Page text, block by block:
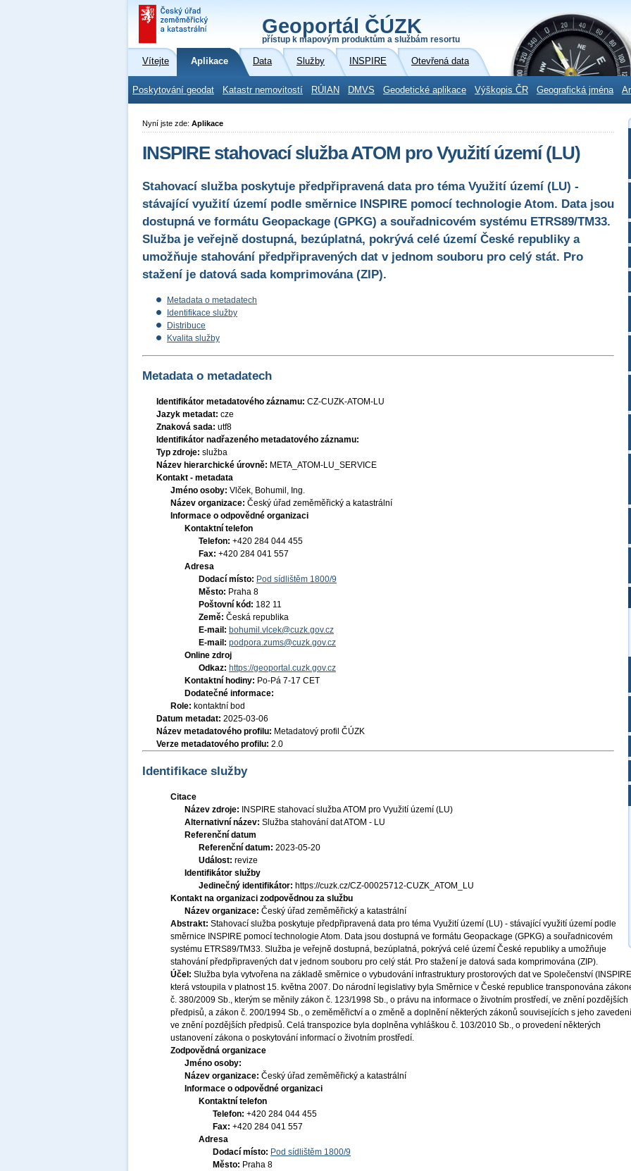
Geoportál ČÚZK
přístup k mapovým produktům a službám resortu
Vítejte Aplikace Data Služby INSPIRE Otevřená data
Poskytování geodat Katastr nemovitostí RÚIAN DMVS Geodetické aplikace Výškopis ČR Geografická jména
Nyní jste zde: Aplikace
INSPIRE stahovací služba ATOM pro Využití území (LU)
Stahovací služba poskytuje předpřipravená data pro téma Využití území (LU) -
stávající využití území podle směrnice INSPIRE pomocí technologie Atom. Data jsou
dostupná ve formátu Geopackage (GPKG) a souřadnicovém systému ETRS89/TM33.
Služba je veřejně dostupná, bezúplatná, pokrývá celé území České republiky a
umožňuje stahování předpřipravených dat v jednom souboru pro celý stát. Pro
stažení je datová sada komprimována (ZIP).
Metadata o metadatech
Identifikace služby
Distribuce
Kvalita služby
Metadata o metadatech
Identifikátor metadatového záznamu: CZ-CUZK-ATOM-LU
Jazyk metadat: cze
Znaková sada: utf8
Identifikátor nadřazeného metadatového záznamu:
Typ zdroje: služba
Název hierarchické úrovně: META_ATOM-LU_SERVICE
Kontakt - metadata
Jméno osoby: Vlček, Bohumil, Ing.
Název organizace: Český úřad zeměměřický a katastrální
Informace o odpovědné organizaci
Kontaktní telefon
Telefon: +420 284 044 455
Fax: +420 284 041 557
Adresa
Dodací místo: Pod sídlištěm 1800/9
Město: Praha 8
Poštovní kód: 182 11
Země: Česká republika
E-mail: bohumil.vlcek@cuzk.gov.cz
E-mail: podpora.zums@cuzk.gov.cz
Online zdroj
Odkaz: https://geoportal.cuzk.gov.cz
Kontaktní hodiny: Po-Pá 7-17 CET
Dodatečné informace:
Role: kontaktní bod
Datum metadat: 2025-03-06
Název metadatového profilu: Metadatový profil ČÚZK
Verze metadatového profilu: 2.0
Identifikace služby
Citace
Název zdroje:
INSPIRE stahovací služba ATOM pro Využití území (LU)
Alternativní název: Služba stahování dat ATOM - LU
Referenční datum
Referenční datum: 2023-05-20
Událost: revize
Identifikátor služby
Jedinečný identifikátor: https://cuzk.cz/CZ-00025712-CUZK_ATOM_LU
Kontakt na organizaci zodpovědnou za službu
Název organizace: Český úřad zeměměřický a katastrální
Abstrakt: Stahovací služba poskytuje předpřipravená data pro téma Využití území (LU) - stávající využití území podle
směrnice INSPIRE pomocí technologie Atom. Data jsou dostupná ve formátu Geopackage (GPKG) a souřadnicovém
systému ETRS89/TM33. Služba je veřejně dostupná, bezúplatná, pokrývá celé území České republiky a umožňuje
stahování předpřipravených dat v jednom souboru pro celý stát. Pro stažení je datová sada komprimována (ZIP).
Účel: Služba byla vytvořena na základě směrnice o vybudování infrastruktury prostorových dat ve Společenství
která vstoupila v platnost 15. května 2007. Do národní legislativy byla Směrnice v České republice transponována
č. 380/2009 Sb., kterým se měnily zákon č. 123/1998 Sb., o právu na informace o životním prostředí, ve znění pozdějších
předpisů, a zákon č. 200/1994 Sb., o zeměměřictví a o změně a doplnění některých zákonů souvisejících s jeho
ve znění pozdějších předpisů. Celá transpozice byla doplněna vyhláškou č. 103/2010 Sb., o provedení některých
ustanovení zákona o poskytování informací o životním prostředí.
Zodpovědná organizace
Jméno osoby:
Název organizace: Český úřad zeměměřický a katastrální
Informace o odpovědné organizaci
Kontaktní telefon
Telefon: +420 284 044 455
Fax: +420 284 041 557
Adresa
Dodací místo: Pod sídlištěm 1800/9
Město: Praha 8